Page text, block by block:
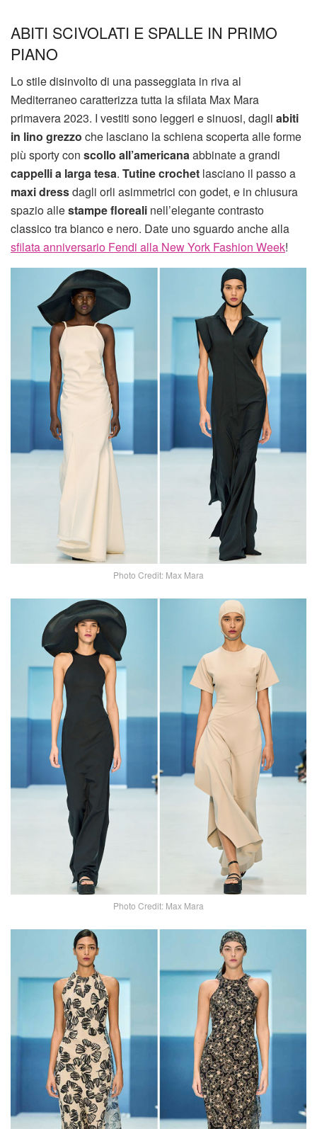
ABITI SCIVOLATI E SPALLE IN PRIMO
PIANO
Lo stile disinvolto di una passeggiata in riva al
Mediterraneo caratterizza tutta la sfilata Max Mara
primavera 2023. I vestiti sono leggeri e sinuosi, dagli abiti
in lino grezzo che lasciano la schiena scoperta alle forme
più sporty con scollo all’americana abbinate a grandi
cappelli a larga tesa. Tutine crochet lasciano il passo a
maxi dressdagli orli asimmetrici con godet, e in chiusura
spazio allestampe floreali nell’elegante contrasto
classico tra bianco e nero. Date uno sguardo anche alla
sfilata anniversario Fendi alla New York Fashion Week!
Photo Credit: Max Mara
Photo Credit: Max Mara